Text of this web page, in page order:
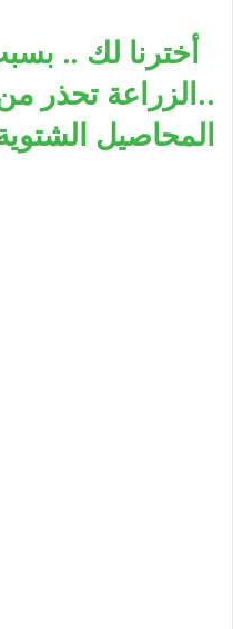
أخترنا لك ..
..الزراعة تحذر
المحاصيل